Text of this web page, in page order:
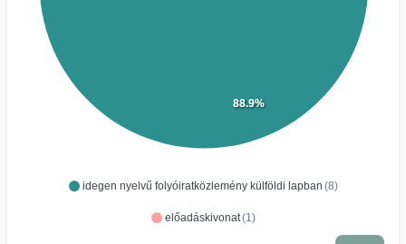
idegen nyelvű folyóiratközlemény külföldi lapban (8)
előadáskivonat(1)
88.9%